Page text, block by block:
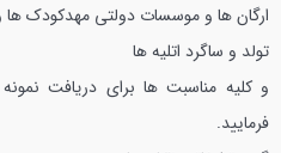
ارگان ها و موسسات دولتي مهدكودك
تولد و ساگرد اتليه ها
و كليه مناسبت ها براي دريافت
فرماييد.